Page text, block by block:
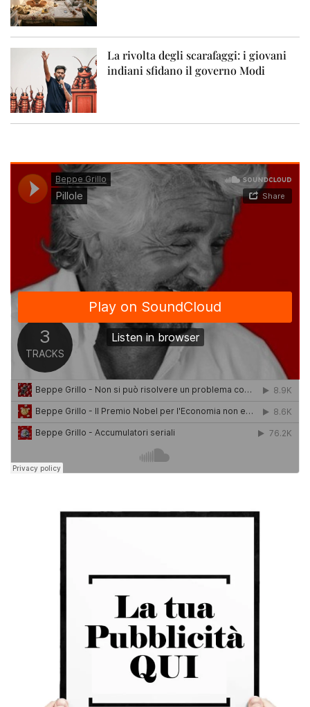
La rivolta degli scarafaggi: i giovani
indiani sfidano il governo Modi